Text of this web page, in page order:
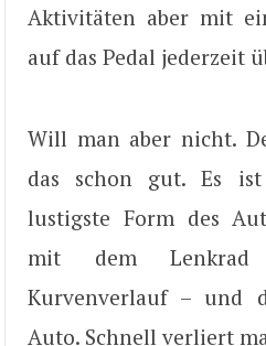
Aktivitäten aber mit
auf das Pedal jederzeit
Will man aber nicht.
das schon gut. Es
lustigste Form des
mit dem
Kurvenverlauf – und
Auto. Schnell verliert